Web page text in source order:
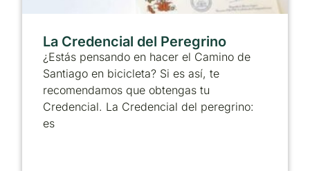
La Credencial del Peregrino
¿Estás pensando en hacer el Camino de
Santiago en bicicleta? Si es así, te
recomendamos que obtengas tu
Credencial. La Credencial del peregrino:
es